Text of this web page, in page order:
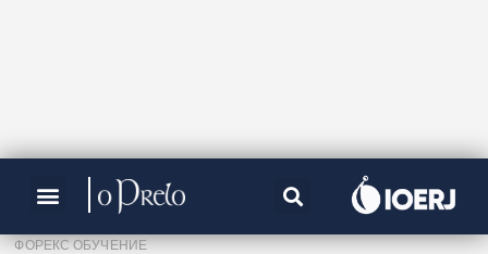
ФОРЕКС ОБУЧЕНИЕ